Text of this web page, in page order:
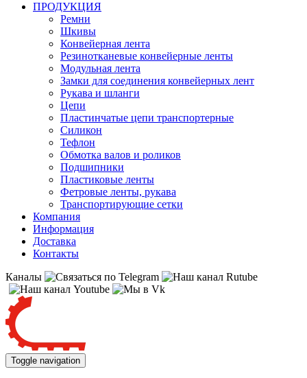
ПРОДУКЦИЯ
Ремни
Шкивы
Конвейерная лента
Резинотканевые конвейерные ленты
Модульная лента
Замки для соединения конвейерных лент
Рукава и шланги
Цепи
Пластинчатые цепи транспортерные
Силикон
Тефлон
Обмотка валов и роликов
Подшипники
Пластиковые ленты
Фетровые ленты, рукава
Транспортирующие сетки
Компания
Информация
Доставка
Контакты
Каналы
Toggle navigation